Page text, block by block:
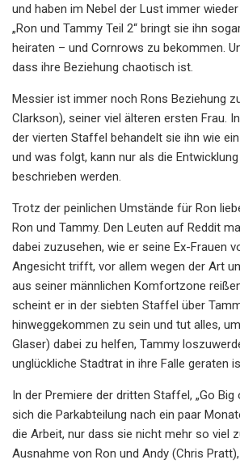
und haben im Nebel der Lust immer
„Ron und Tammy Teil 2“ bringt sie ihn
heiraten – und Cornrows zu bekommen.
dass ihre Beziehung chaotisch ist.
Messier ist immer noch Rons Beziehung
Clarkson), seiner viel älteren ersten Frau.
der vierten Staffel behandelt sie ihn wie
und was folgt, kann nur als die
beschrieben werden.
Trotz der peinlichen Umstände für Ron
Ron und Tammy. Den Leuten auf Reddit
dabei zuzusehen, wie er seine Ex-Frauen
Angesicht trifft, vor allem wegen der Art
aus seiner männlichen Komfortzone
scheint er in der siebten Staffel über
hinweggekommen zu sein und tut alles,
Glaser) dabei zu helfen, Tammy
unglückliche Stadtrat in ihre Falle geraten
In der Premiere der dritten Staffel, „Go Big
sich die Parkabteilung nach ein paar
die Arbeit, nur dass sie nicht mehr so ​​viel
Ausnahme von Ron und Andy (Chris